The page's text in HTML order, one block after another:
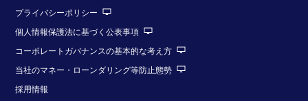
プライバシーポリシー
個人情報保護法に基づく公表事項
コーポレートガバナンスの基本的な考え方
当社のマネー・ローンダリング等防止態勢
採用情報